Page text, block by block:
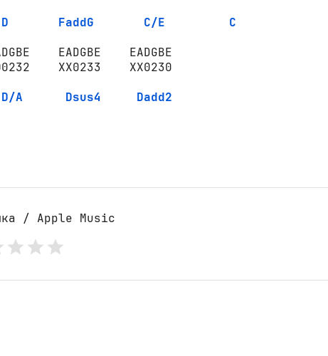
D FaddG C/E
C
EADGBE    EADGBE
XX0233    XX0230
D/A Dsus4
Dadd2
/ Apple Music